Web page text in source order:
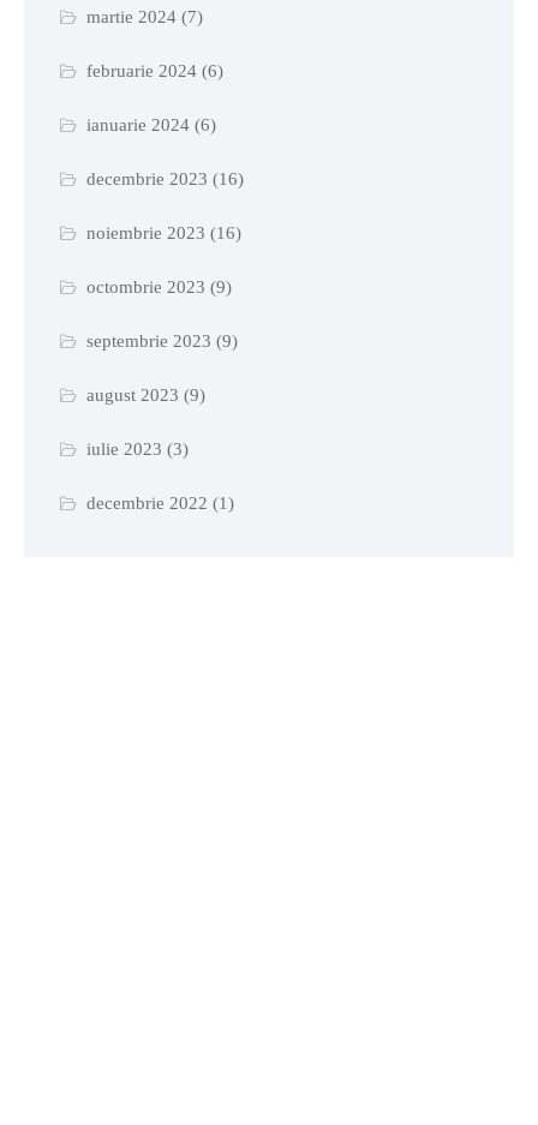
martie 2024(7)
februarie 2024(6)
ianuarie 2024(6)
decembrie 2023 (16)
noiembrie 2023 (16)
octombrie 2023 (9)
septembrie 2023 (9)
august 2023 (9)
iulie 2023 (3)
decembrie 2022 (1)